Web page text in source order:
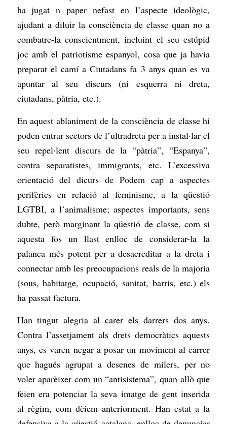
ha jugat n paper nefast en l’aspecte ideològic,
ajudant a diluir la consciència de classe quan no a
combatre-la conscientment, incluint el seu estúpid
joc amb el patriotisme espanyol, cosa que ja havia
preparat el camí a Ciutadans fa 3 anys quan es va
apuntar al seu discurs (ni esquerra ni dreta,
ciutadans, pàtria, etc.).
En aquest ablaniment de la consciència de classe hi
poden entrar sectors de l’ultradreta per a instal·lar el
seu repel·lent discurs de la “pàtria”, “Espanya”,
contra separatistes, immigrants, etc. L’excessiva
orientació del dicurs de Podem cap a aspectes
perifèrics en relació al feminisme, a la qüestió
LGTBI, a l’animalisme; aspectes importants, sens
dubte, però marginant la qüestió de classe, com si
aquesta fos un llast enlloc de considerar-la la
palanca més potent per a desacreditar a la dreta i
connectar amb les preocupacions reals de la majoria
(sous, habitatge, ocupació, sanitat, barris, etc.) els
ha passat factura.
Han tingut alegria al carer els darrers dos anys.
Contra l’assetjament als drets democràtics aquests
anys, es varen negar a posar un moviment al carrer
que hagués agrupat a desenes de milers, per no
voler aparèixer com un “antisistema”, quan allò que
feien era potenciar la seva imatge de gent inserida
al règim, com dèiem anteriorment. Han estat a la